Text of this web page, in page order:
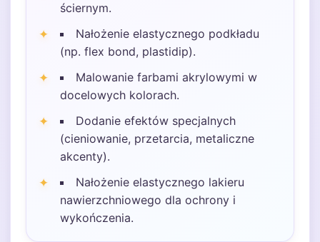
ściernym.
Nałożenie elastycznego podkładu
(np. flex bond, plastidip).
Malowanie farbami akrylowymi w
docelowych kolorach.
Dodanie efektów specjalnych
(cieniowanie, przetarcia, metaliczne
akcenty).
Nałożenie elastycznego lakieru
nawierzchniowego dla ochrony i
wykończenia.